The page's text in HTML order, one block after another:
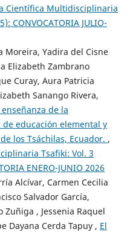
Científica Multidisciplinaria
CONVOCATORIA JULIO-
Moreira, Yadira del Cisne
Elizabeth Zambrano
Curay, Aura Patricia
Sanango Rivera,
de la
educación elemental y
los Tsáchilas, Ecuador. ,
Tsafiki: Vol. 3
ENERO-JUNIO 2026
Alcívar, Carmen Cecilia
Salvador García,
, Jessenia Raquel
Dayana Cerda Tapuy , El